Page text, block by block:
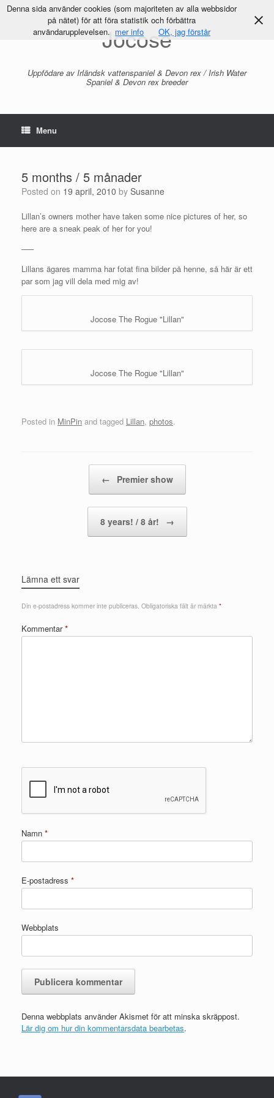
Jocose
Uppfödare av Irländsk vattenspaniel & Devon rex / Irish Water
Spaniel & Devon rex breeder
Menu
5 months / 5 månader
Posted on 19 april, 2010 by Susanne
Lillan’s owners mother have taken some nice pictures of her, so
here are a sneak peak of her for you!
—–
Lillans ägares mamma har fotat fina bilder på henne, så här är ett
par som jag vill dela med mig av!
Jocose The Rogue "Lillan"
Jocose The Rogue "Lillan"
Posted in MinPin and tagged Lillan, photos.
← Premier show
8 years! / 8 år! →
Lämna ett svar
Din e-postadress kommer inte publiceras. Obligatoriska fält är märkta *
Kommentar*
Namn *
E-postadress *
Webbplats
Denna webbplats använder Akismet för att minska skräppost.
Lär dig om hur din kommentarsdata bearbetas.
Denna sida använder cookies (som majoriteten av alla webbsidor
på nätet) för att föra statistik och förbättra
användarupplevelsen. mer info OK, jag förstår